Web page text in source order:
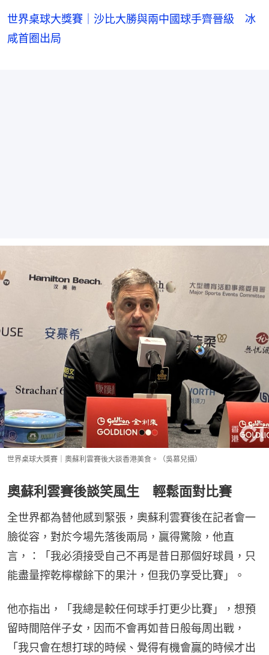
世界桌球大獎賽｜沙比大勝與兩中國球手齊晉級 冰
咸首圈出局
世界桌球大獎賽｜奧蘇利雲賽後大談香港美食。（吳慕兒攝）
奧蘇利雲賽後談笑風生 輕鬆面對比賽
全世界都為替他感到緊張，奧蘇利雲賽後在記者會一
臉從容，對於今場先落後兩局，贏得驚險，他直
言，：「我必須接受自己不再是昔日那個好球員，只
能盡量搾乾檸檬餘下的果汁，但我仍享受比賽」。
他亦指出，「我總是較任何球手打更少比賽」，想預
留時間陪伴子女，因而不會再如昔日般每周出戰，
「我只會在想打球的時候、覺得有機會贏的時候才出